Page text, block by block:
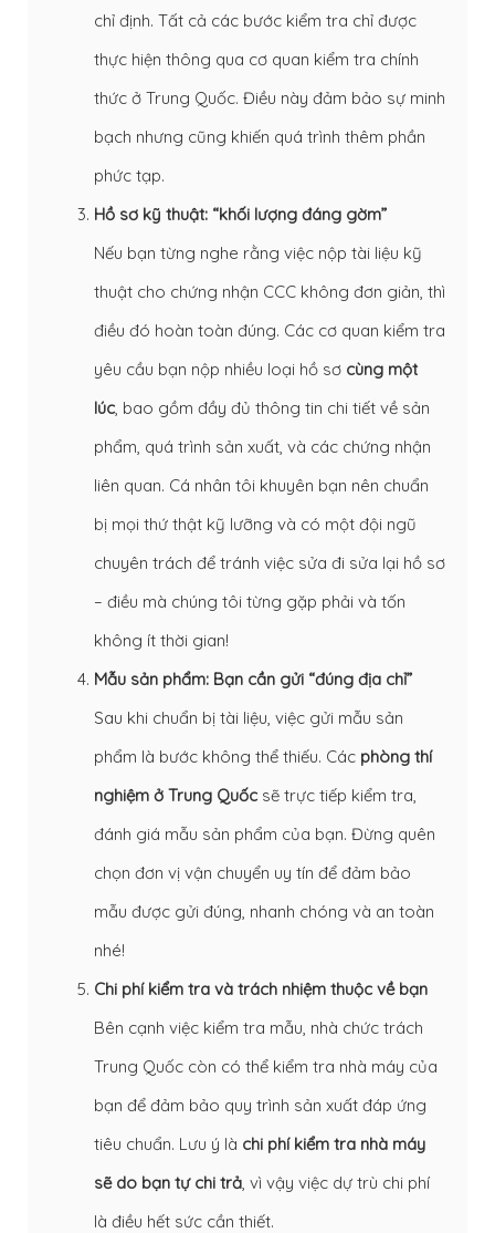
chỉ định. Tất cả các bước kiểm tra chỉ được
thực hiện thông qua cơ quan kiểm tra chính
thức ở Trung Quốc. Điều này đảm bảo sự minh
bạch nhưng cũng khiến quá trình thêm phần
phức tạp.
Hồ sơ kỹ thuật: “khối lượng đáng gờm”
Nếu bạn từng nghe rằng việc nộp tài liệu kỹ
thuật cho chứng nhận CCC không đơn giản, thì
điều đó hoàn toàn đúng. Các cơ quan kiểm tra
yêu cầu bạn nộp nhiều loại hồ sơ cùng một
lúc, bao gồm đầy đủ thông tin chi tiết về sản
phẩm, quá trình sản xuất, và các chứng nhận
liên quan. Cá nhân tôi khuyên bạn nên chuẩn
bị mọi thứ thật kỹ lưỡng và có một đội ngũ
chuyên trách để tránh việc sửa đi sửa lại hồ sơ
– điều mà chúng tôi từng gặp phải và tốn
không ít thời gian!
Mẫu sản phẩm: Bạn cần gửi “đúng địa chỉ”
Sau khi chuẩn bị tài liệu, việc gửi mẫu sản
phẩm là bước không thể thiếu. Các phòng thí
nghiệm ở Trung Quốc sẽ trực tiếp kiểm tra,
đánh giá mẫu sản phẩm của bạn. Đừng quên
chọn đơn vị vận chuyển uy tín để đảm bảo
mẫu được gửi đúng, nhanh chóng và an toàn
nhé!
Chi phí kiểm tra và trách nhiệm thuộc về bạn
Bên cạnh việc kiểm tra mẫu, nhà chức trách
Trung Quốc còn có thể kiểm tra nhà máy của
bạn để đảm bảo quy trình sản xuất đáp ứng
tiêu chuẩn. Lưu ý là chi phí kiểm tra nhà máy
sẽ do bạn tự chi trả, vì vậy việc dự trù chi phí
là điều hết sức cần thiết.